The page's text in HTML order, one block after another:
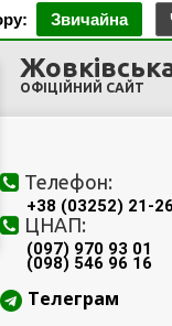
Звичайна
ОФІЦІЙНИЙ САЙТ
Телефон:
+38 (03252) 21-
ЦНАП:
(097) 970 93 01
(098) 546 96 16
Телеграм